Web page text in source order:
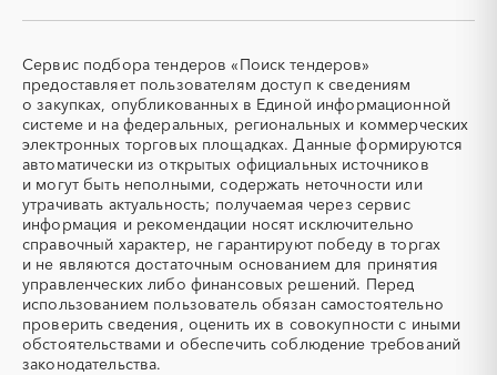
ТЭН
(Теплоэлектронагреватель)
УДС (установки
депарафинизации скважин)
УКПГ
ЯТЭК
Аварийные работы
Авиаперевозка
Авиационные работы
Авиационные работы
вертолетами
Автобус
Автовозы
Автогрейдер
Автозапчасти
Автоматизация
Автомобили
Автомобильные весы
Авторский надзор
Автотранспорт
Автоцистерны пожарные
Адсорбенты
Сервис подбора тендеров «Поиск тендеров»
предоставляет пользователям доступ к сведениям
о закупках, опубликованных в Единой информационной
системе и на федеральных, региональных и коммерческих
электронных торговых площадках. Данные формируются
автоматически из открытых официальных источников
и могут быть неполными, содержать неточности или
утрачивать актуальность; получаемая через сервис
информация и рекомендации носят исключительно
справочный характер, не гарантируют победу в торгах
и не являются достаточным основанием для принятия
управленческих либо финансовых решений. Перед
использованием пользователь обязан самостоятельно
проверить сведения, оценить их в совокупности с иными
обстоятельствами и обеспечить соблюдение требований
законодательства.